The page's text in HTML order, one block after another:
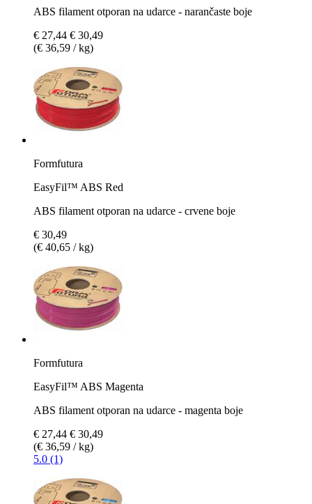
ABS filament otporan na udarce - narančaste boje
€ 27,44 € 30,49
(€ 36,59 / kg)
Formfutura
EasyFil™ ABS Red
ABS filament otporan na udarce - crvene boje
€ 30,49
(€ 40,65 / kg)
Formfutura
EasyFil™ ABS Magenta
ABS filament otporan na udarce - magenta boje
€ 27,44 € 30,49
(€ 36,59 / kg)
5.0 (1)